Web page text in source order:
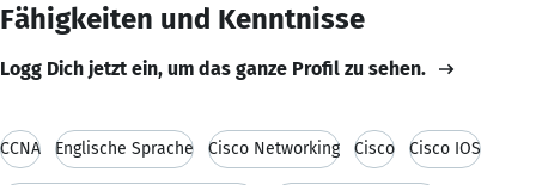
Fähigkeiten und Kenntnisse
Logg Dich jetzt ein, um das ganze Profil zu sehen.
CCNA Englische Sprache Cisco Networking Cisco Cisco IOS